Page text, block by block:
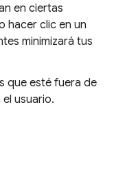
en ciertas
hacer clic en un
minimizará tus
que esté fuera de
usuario.